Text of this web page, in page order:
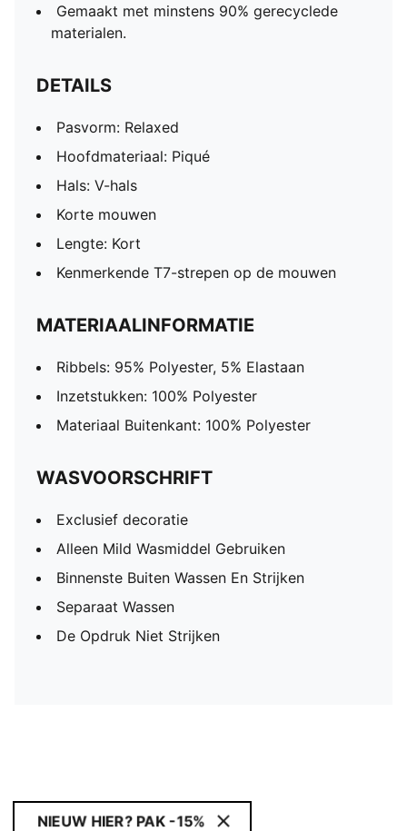
Gemaakt met minstens 90% gerecyclede
materialen.
DETAILS
Pasvorm: Relaxed
Hoofdmateriaal: Piqué
Hals: V-hals
Korte mouwen
Lengte: Kort
Kenmerkende T7-strepen op de mouwen
MATERIAALINFORMATIE
Ribbels: 95% Polyester, 5% Elastaan
Inzetstukken: 100% Polyester
Materiaal Buitenkant: 100% Polyester
WASVOORSCHRIFT
Exclusief decoratie
Alleen Mild Wasmiddel Gebruiken
Binnenste Buiten Wassen En Strijken
Separaat Wassen
De Opdruk Niet Strijken
NIEUW HIER? PAK -15%